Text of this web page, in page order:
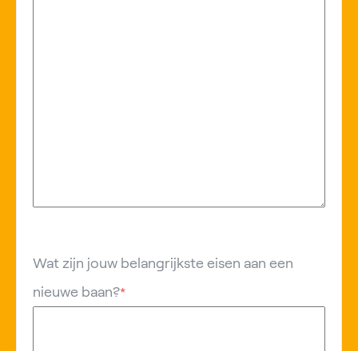
Wat zijn jouw belangrijkste eisen aan een
nieuwe baan?*